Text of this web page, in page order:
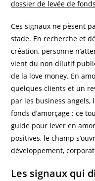
dossier de levée de fonds
Ces signaux ne pèsent
stade. En recherche et
création, personne
vient du non dilutif
de la love money. En
quelques clients et un
par les business
fonds d’amorçage : ce
guide pour lever en
positives, le champ
développement,
Les signaux qui